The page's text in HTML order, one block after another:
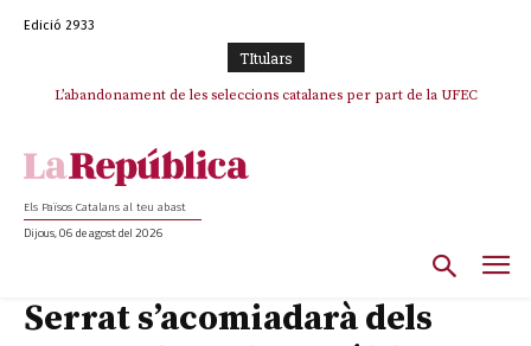
Edició 2933
TItulars
L’abandonament de les seleccions catalanes per part de la UFEC
Els Països Catalans al teu abast
Dijous, 06 de agost del 2026
Serrat s’acomiadarà dels